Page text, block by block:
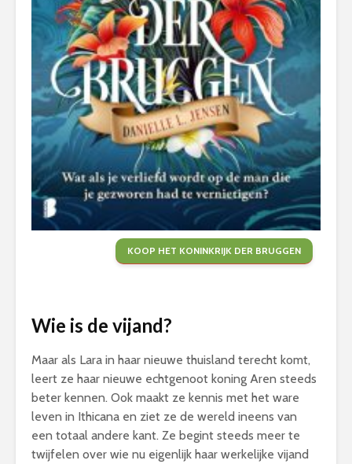
KOOP HET KONINKRIJK DER BRUGGEN
Wie is de vijand?
Maar als Lara in haar nieuwe thuisland terecht komt,
leert ze haar nieuwe echtgenoot koning Aren steeds
beter kennen. Ook maakt ze kennis met het ware
leven in Ithicana en ziet ze de wereld ineens van
een totaal andere kant. Ze begint steeds meer te
twijfelen over wie nu eigenlijk haar werkelijke vijand